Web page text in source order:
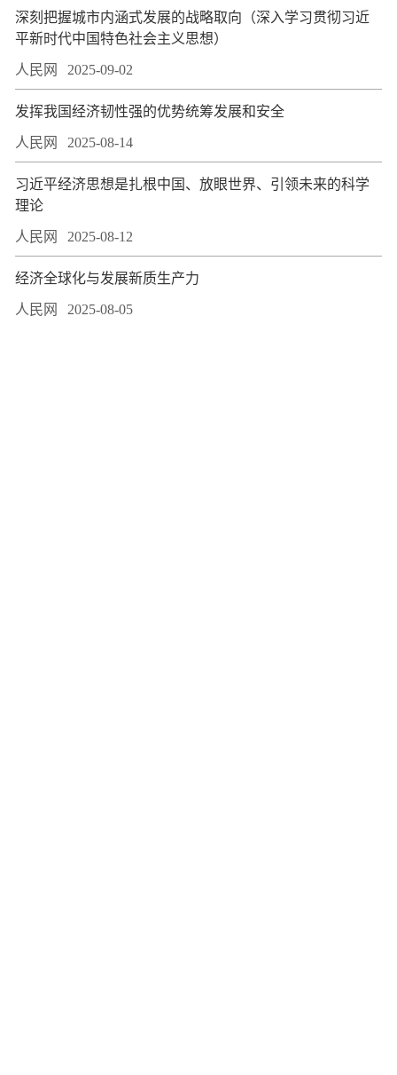
深刻把握城市内涵式发展的战略取向（深入学习贯彻习近
平新时代中国特色社会主义思想）
人民网 2025-09-02
发挥我国经济韧性强的优势统筹发展和安全
人民网 2025-08-14
习近平经济思想是扎根中国、放眼世界、引领未来的科学
理论
人民网 2025-08-12
经济全球化与发展新质生产力
人民网 2025-08-05